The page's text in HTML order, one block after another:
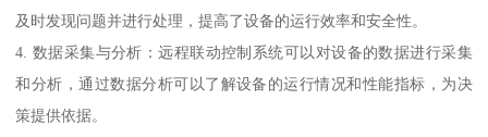
及时发现问题并进行处理，提高了设备的运行效率和安全性。
4. 数据采集与分析：远程联动控制系统可以对设备的数据进行采集
和分析，通过数据分析可以了解设备的运行情况和性能指标，为决
策提供依据。